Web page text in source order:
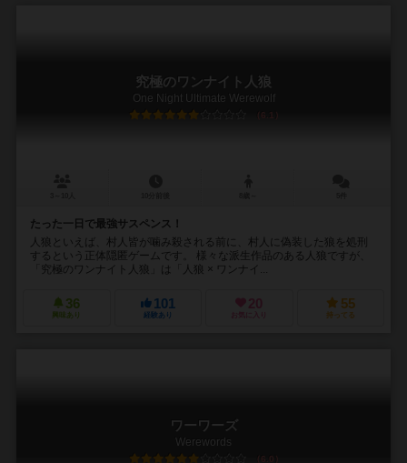
究極のワンナイト人狼
One Night Ultimate Werewolf
6.1
たった一日で最強サスペンス！
人狼といえば、村人皆が噛み殺される前に、村人に偽装した狼を処刑
するという正体隠匿ゲームです。 様々な派生作品のある人狼ですが、
「究極のワンナイト人狼」は「人狼 × ワンナイ...
36
興味あり
101
経験あり
20
お気に入り
55
持ってる
ワーワーズ
Werewords
6.0